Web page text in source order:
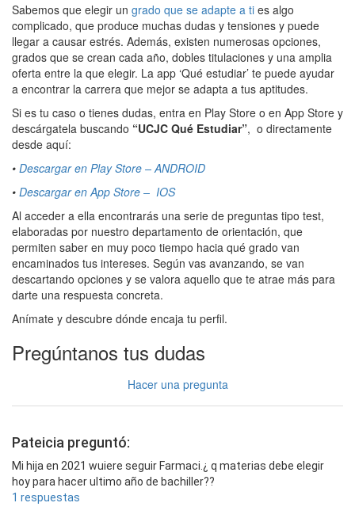
Sabemos que elegir un grado que se adapte a ti es algo
complicado, que produce muchas dudas y tensiones y puede
llegar a causar estrés. Además, existen numerosas opciones,
grados que se crean cada año, dobles titulaciones y una amplia
oferta entre la que elegir. La app ‘Qué estudiar’ te puede ayudar
a encontrar la carrera que mejor se adapta a tus aptitudes.
Si es tu caso o tienes dudas, entra en Play Store o en App Store y
descárgatela buscando “UCJC Qué Estudiar”, o directamente
desde aquí:
• Descargar en Play Store – ANDROID
• Descargar en App Store – IOS
Al acceder a ella encontrarás una serie de preguntas tipo test,
elaboradas por nuestro departamento de orientación, que
permiten saber en muy poco tiempo hacia qué grado van
encaminados tus intereses. Según vas avanzando, se van
descartando opciones y se valora aquello que te atrae más para
darte una respuesta concreta.
Anímate y descubre dónde encaja tu perfil.
Pregúntanos tus dudas
Hacer una pregunta
Pateicia preguntó:
Mi hija en 2021 wuiere seguir Farmaci.¿ q materias debe elegir
hoy para hacer ultimo año de bachiller??
1 respuestas